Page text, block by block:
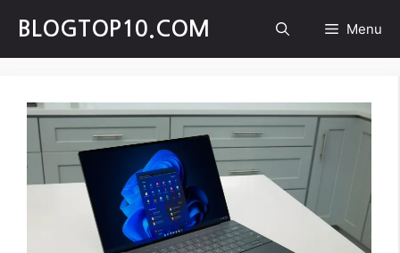
content
BLOGTOP10.COM Menu